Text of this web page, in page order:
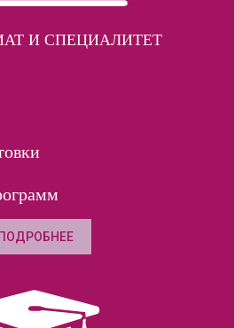
И СПЕЦИАЛИТЕТ